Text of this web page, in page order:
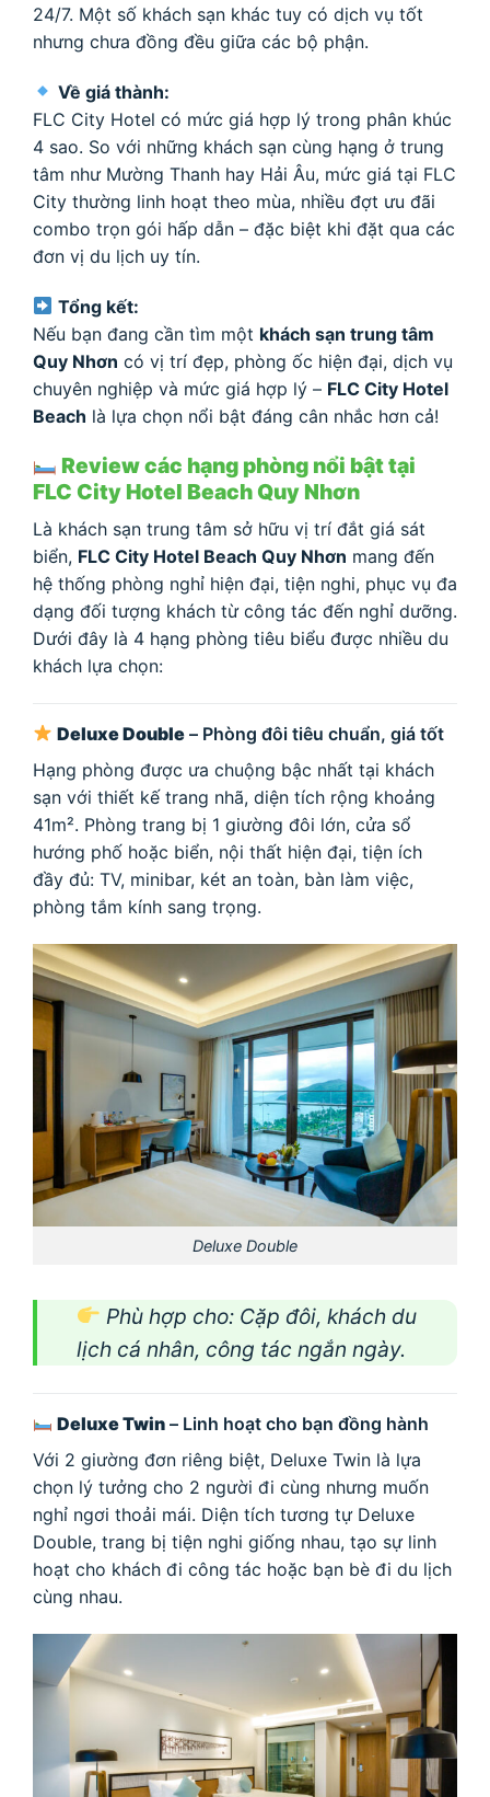
24/7. Một số khách sạn khác tuy có dịch vụ tốt
nhưng chưa đồng đều giữa các bộ phận.
Về giá thành:
FLC City Hotel có mức giá hợp lý trong phân khúc
4 sao. So với những khách sạn cùng hạng ở trung
tâm như Mường Thanh hay Hải Âu, mức giá tại FLC
City thường linh hoạt theo mùa, nhiều đợt ưu đãi
combo trọn gói hấp dẫn – đặc biệt khi đặt qua các
đơn vị du lịch uy tín.
Tổng kết:
Nếu bạn đang cần tìm một khách sạn trung tâm
Quy Nhơn có vị trí đẹp, phòng ốc hiện đại, dịch vụ
chuyên nghiệp và mức giá hợp lý – FLC City Hotel
Beach là lựa chọn nổi bật đáng cân nhắc hơn cả!
Review các hạng phòng nổi bật tại
FLC City Hotel Beach Quy Nhơn
Là khách sạn trung tâm sở hữu vị trí đắt giá sát
biển, FLC City Hotel Beach Quy Nhơn mang đến
hệ thống phòng nghỉ hiện đại, tiện nghi, phục vụ đa
dạng đối tượng khách từ công tác đến nghỉ dưỡng.
Dưới đây là 4 hạng phòng tiêu biểu được nhiều du
khách lựa chọn:
Deluxe Double – Phòng đôi tiêu chuẩn, giá tốt
Hạng phòng được ưa chuộng bậc nhất tại khách
sạn với thiết kế trang nhã, diện tích rộng khoảng
41m². Phòng trang bị 1 giường đôi lớn, cửa sổ
hướng phố hoặc biển, nội thất hiện đại, tiện ích
đầy đủ: TV, minibar, két an toàn, bàn làm việc,
phòng tắm kính sang trọng.
Deluxe Double
Phù hợp cho: Cặp đôi, khách du
lịch cá nhân, công tác ngắn ngày.
Deluxe Twin – Linh hoạt cho bạn đồng hành
Với 2 giường đơn riêng biệt, Deluxe Twin là lựa
chọn lý tưởng cho 2 người đi cùng nhưng muốn
nghỉ ngơi thoải mái. Diện tích tương tự Deluxe
Double, trang bị tiện nghi giống nhau, tạo sự linh
hoạt cho khách đi công tác hoặc bạn bè đi du lịch
cùng nhau.